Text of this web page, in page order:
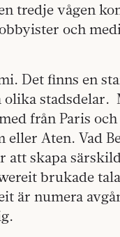
tredje vågen
och
Det finns en
stadsdelar.
från Paris
Aten. Vad
att skapa
brukade
är numera